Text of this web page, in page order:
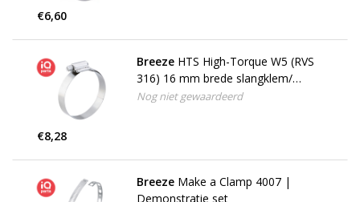
€6,60
Breeze HTS High-Torque W5 (RVS
316) 16 mm brede slangklem/
wormschroefklem
Nog niet gewaardeerd
€8,28
Breeze Make a Clamp 4007 |
Demonstratie set